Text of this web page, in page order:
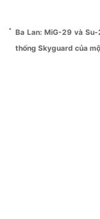
Ba Lan: MiG-29 và
thống Skyguard của